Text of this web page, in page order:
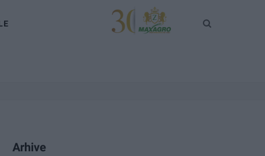
Arhive